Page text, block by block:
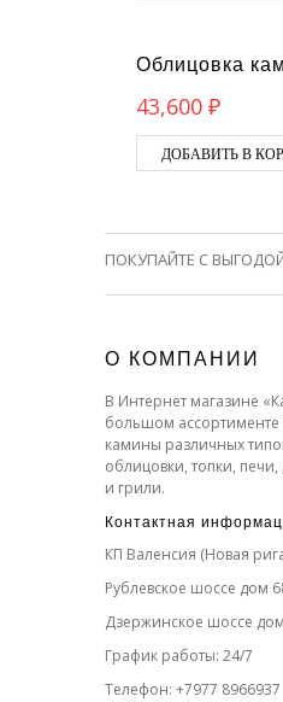
Облицовка
43,600 ₽
ДОБАВИТЬ В
ПОКУПАЙТЕ С
О КОМПАНИИ
В Интернет магазине
большом ассортименте
камины различных
облицовки, топки,
и грили.
Контактная
КП Валенсия (Новая
Рублевское шоссе дом
Дзержинское шоссе
График работы: 24/7
Телефон: +7977 8966937